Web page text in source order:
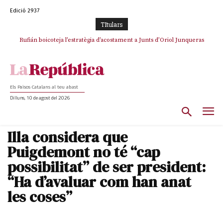
Edició 2937
TItulars
Rufián boicoteja l’estratègia d’acostament a Junts d’Oriol Junqueras
Rufián dinamita la unitat independentista amb un atac frontal al retorn
Els Països Catalans al teu abast
Dilluns, 10 de agost del 2026
Illa considera que
Puigdemont no té “cap
possibilitat” de ser president:
“Ha d’avaluar com han anat
les coses”